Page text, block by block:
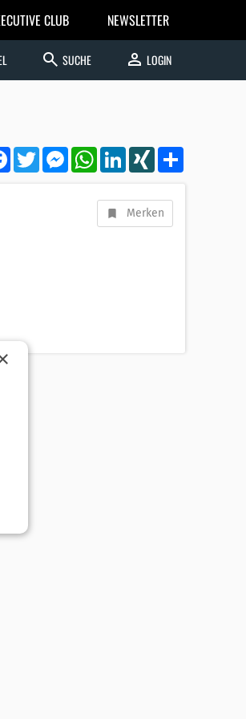
CLUB NEWSLETTER
search SUCHE person LOGIN
FacebookTwitterMessengerWhatsApp
LinkedInXING
Merken